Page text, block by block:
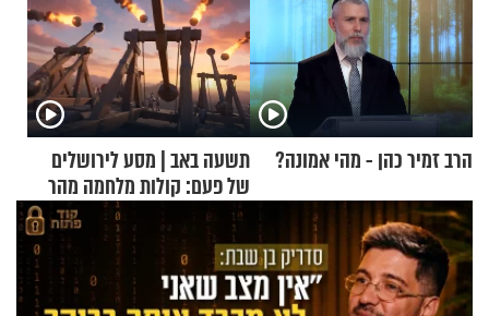
הרב זמיר כהן - מהי אמונה?
תשעה באב | מסע לירושלים
של פעם: קולות מלחמה מהר
הזיתים